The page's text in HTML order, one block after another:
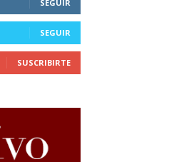
SEGUIR
SEGUIR
SUSCRIBIRTE